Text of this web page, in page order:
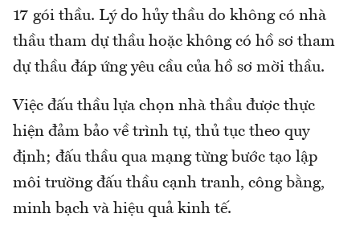
17 gói thầu. Lý do hủy thầu do không có nhà
thầu tham dự thầu hoặc không có hồ sơ tham
dự thầu đáp ứng yêu cầu của hồ sơ mời thầu.
Việc đấu thầu lựa chọn nhà thầu được thực
hiện đảm bảo về trình tự, thủ tục theo quy
định; đấu thầu qua mạng từng bước tạo lập
môi trường đấu thầu cạnh tranh, công bằng,
minh bạch và hiệu quả kinh tế.